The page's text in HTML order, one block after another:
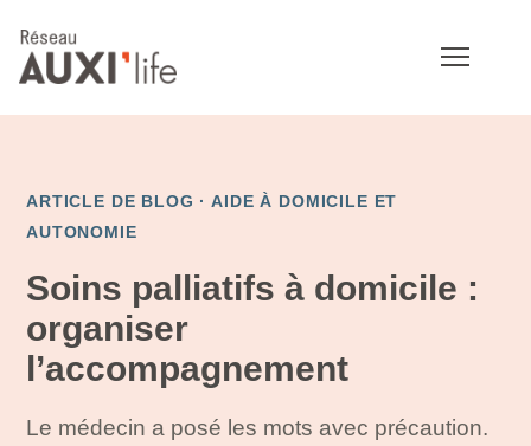
ARTICLE DE BLOG ·AIDE À DOMICILE ET
AUTONOMIE
Soins palliatifs à domicile :
organiser
l’accompagnement
Le médecin a posé les mots avec précaution.